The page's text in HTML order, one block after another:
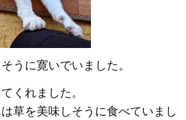
うに寛いでいました。
くれました。
草を美味しそうに食べていまし